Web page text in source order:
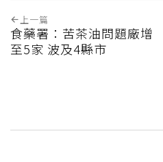
上一篇
食藥署：苦茶油問題廠增
至5家 波及4縣市